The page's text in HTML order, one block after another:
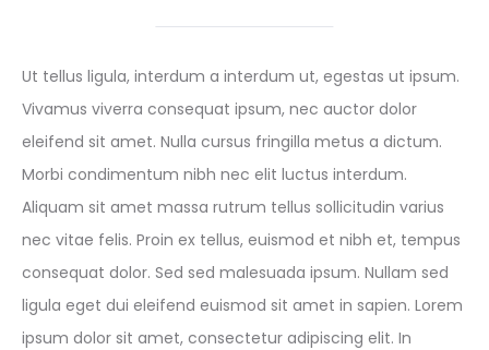
Ut tellus ligula, interdum a interdum ut, egestas ut ipsum.
Vivamus viverra consequat ipsum, nec auctor dolor
eleifend sit amet. Nulla cursus fringilla metus a dictum.
Morbi condimentum nibh nec elit luctus interdum.
Aliquam sit amet massa rutrum tellus sollicitudin varius
nec vitae felis. Proin ex tellus, euismod et nibh et, tempus
consequat dolor. Sed sed malesuada ipsum. Nullam sed
ligula eget dui eleifend euismod sit amet in sapien. Lorem
ipsum dolor sit amet, consectetur adipiscing elit. In